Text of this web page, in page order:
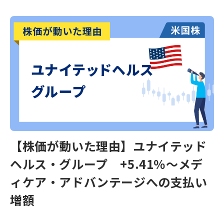
【株価が動いた理由】ユナイテッド
ヘルス・グループ +5.41％～メデ
ィケア・アドバンテージへの支払い
増額